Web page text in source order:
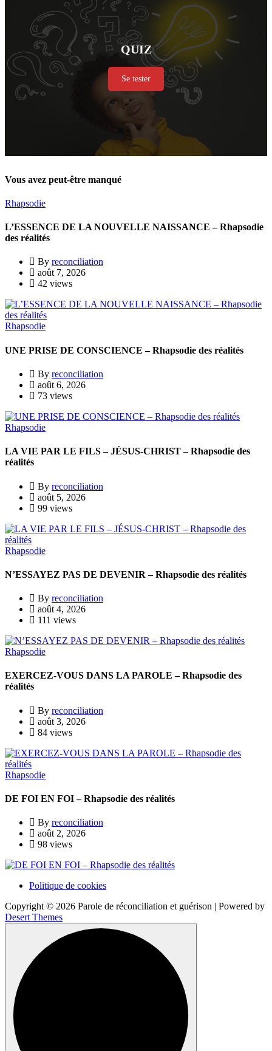
QUIZ
Se tester
Vous avez peut-être manqué
Rhapsodie
L’ESSENCE DE LA NOUVELLE NAISSANCE – Rhapsodie
des réalités
By reconciliation
août 7, 2026
42 views
Rhapsodie
UNE PRISE DE CONSCIENCE – Rhapsodie des réalités
By reconciliation
août 6, 2026
73 views
Rhapsodie
LA VIE PAR LE FILS – JÉSUS-CHRIST – Rhapsodie des
réalités
By reconciliation
août 5, 2026
99 views
Rhapsodie
N’ESSAYEZ PAS DE DEVENIR – Rhapsodie des réalités
By reconciliation
août 4, 2026
111 views
Rhapsodie
EXERCEZ-VOUS DANS LA PAROLE – Rhapsodie des
réalités
By reconciliation
août 3, 2026
84 views
Rhapsodie
DE FOI EN FOI – Rhapsodie des réalités
By reconciliation
août 2, 2026
98 views
Politique de cookies
Copyright © 2026 Parole de réconciliation et guérison | Powered by
Desert Themes